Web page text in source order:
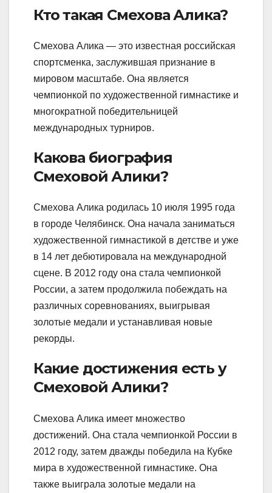
Кто такая Смехова Алика?
Смехова Алика — это известная российская
спортсменка, заслужившая признание в
мировом масштабе. Она является
чемпионкой по художественной гимнастике и
многократной победительницей
международных турниров.
Какова биография
Смеховой Алики?
Смехова Алика родилась 10 июля 1995 года
в городе Челябинск. Она начала заниматься
художественной гимнастикой в детстве и уже
в 14 лет дебютировала на международной
сцене. В 2012 году она стала чемпионкой
России, а затем продолжила побеждать на
различных соревнованиях, выигрывая
золотые медали и устанавливая новые
рекорды.
Какие достижения есть у
Смеховой Алики?
Смехова Алика имеет множество
достижений. Она стала чемпионкой России в
2012 году, затем дважды победила на Кубке
мира в художественной гимнастике. Она
также выиграла золотые медали на